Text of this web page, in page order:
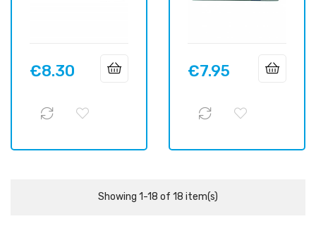
Price
€8.30 Price
€7.95
Showing 1-18 of 18 item(s)